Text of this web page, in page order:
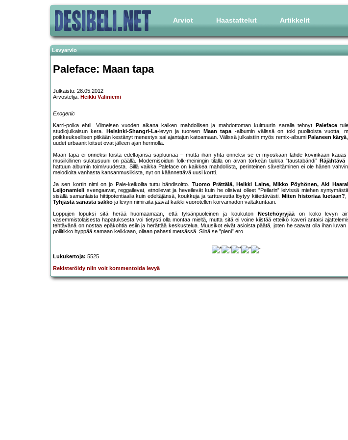
Arviot Haastattelut Artikkelit
Levyarvio
Paleface: Maan tapa
Julkaistu: 28.05.2012
Arvostelija: Heikki Väliniemi
Exogenic
Karri-poika ehtii. Viimeisen vuoden aikana kaiken mahdollisen ja mahdottoman kulttuurin saralla tehnyt
Paleface
studiojulkaisun kera.
Helsinki-Shangri-La-levyn ja tuoreen Maan tapa-albumin välissä on toki puolitoista vuotta,
poikkeuksellisen pitkään kestänyt menestys sai ajantajun katoamaan. Välissä julkaistiin myös remix-albumi Palaneen käryä
uudet urbaanit loitsut ovat jälleen ajan hermolla.
Maan tapa ei onneksi toista edeltäjänsä sapluunaa – mutta ihan yhtä onneksi se ei myöskään lähde kovinkaan
musiikillinen sulatusuuni on päällä. Modernisoidun folk-meiningin tilalla on aivan törkeän tiukka ”taustabändi” Räjähtävä
hattuun albumin toimivuudesta. Sillä vaikka Paleface on kaikkea mahdollista, perinteinen säveltäminen ei ole hänen
melodioita vanhasta kansanmusiikista, nyt on käännettävä uusi kortti.
Ja sen kortin nimi on jo Pale-keikoilta tuttu bändisoitto. Tuomo Prättälä, Heikki Laine, Mikko Pöyhönen, Aki
Leijonamieli svengaavat, reggailevat, etnoilevat ja heveilevät kuin he olisivat olleet ”Peilarin” leivissä miehen
sisällä samanlaista hittipotentiaalia kuin edeltäjänsä, koukkuja ja tarttuvuutta löytyy kiitettävästi. Miten historiaa luetaan?,
Tyhjästä sanasta sakko ja levyn nimiraita jäävät kaikki vuorotellen korvamadon valtakuntaan.
Loppujen lopuksi sitä herää huomaamaan, että tylsänpuoleinen ja koukuton
Nestehöyryjääon koko levyn
vasemmistolaisesta hapatuksesta voi tietysti olla montaa mieltä, mutta sitä ei voine kiistää etteikö kaveri antaisi
tehtävänä on nostaa epäkohtia esiin ja herättää keskustelua. Muusikot eivät asioista päätä, joten he saavat olla ihan
poliitikko hyppää samaan kelkkaan, ollaan pahasti metsässä. Siinä se ”pieni” ero.
Lukukertoja: 5525
Rekisteröidy niin voit kommentoida levyä